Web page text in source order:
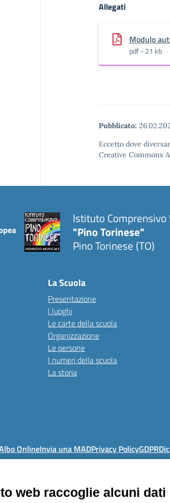
Allegati
Modulo
pdf - 21 kb
Pubblicato:
Eccetto dove
Creative Commons
Istituto Comprensivo
"Pino Torinese"
Pino Torinese (TO)
La Scuola
Presentazione
I luoghi
Le carte della scuola
Organizzazione
Le persone
I numeri della scuola
La storia
OnlineInvia una MADPrivacy PolicyGDPR
Istituto
via Molina,
web raccoglie alcuni